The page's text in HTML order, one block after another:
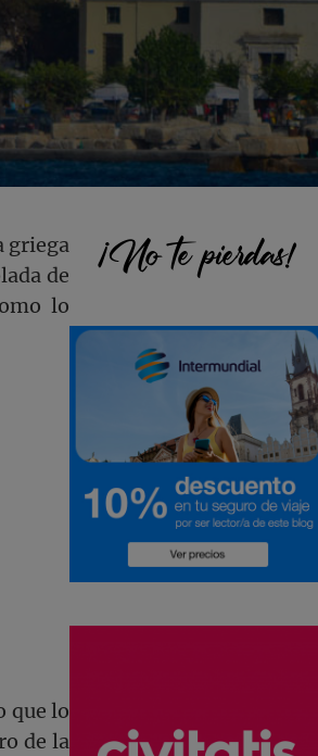
griega
de
lo
que lo
de la
Barra
lateral
principal
¡No te pierdas!